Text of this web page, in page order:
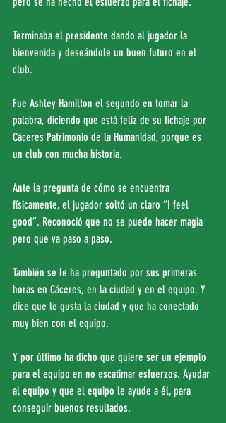
Terminaba el presidente dando al jugador la
bienvenida y deseándole un buen futuro en el
club.
Fue Ashley Hamilton el segundo en tomar la
palabra, diciendo que está feliz de su fichaje por
Cáceres Patrimonio de la Humanidad, porque es
un club con mucha historia.
Ante la pregunta de cómo se encuentra
físicamente, el jugador soltó un claro “I feel
good”. Reconoció que no se puede hacer magia
pero que va paso a paso.
También se le ha preguntado por sus primeras
horas en Cáceres, en la ciudad y en el equipo. Y
dice que le gusta la ciudad y que ha conectado
muy bien con el equipo.
Y por último ha dicho que quiere ser un ejemplo
para el equipo en no escatimar esfuerzos. Ayudar
al equipo y que el equipo le ayude a él, para
conseguir buenos resultados.